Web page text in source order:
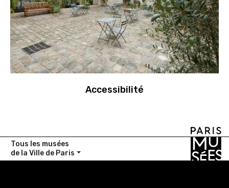
Accessibilité
Tous les musées
de la Ville de Paris